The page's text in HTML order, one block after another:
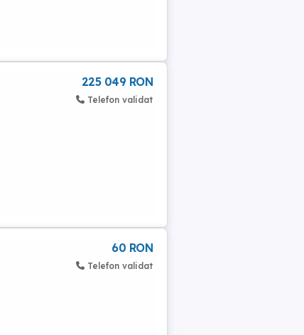
225 049 RON
Telefon validat
60 RON
Telefon validat